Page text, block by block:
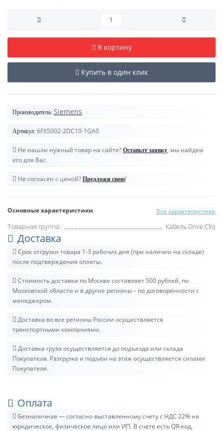
В корзину
Купить в один клик
Производитель: Siemens
Артикул: 6FX5002-2DC10-1GA0
Не нашли нужный товар на сайте? Оставьте заявку, мы найдем
его для Вас.
Не согласен с ценой? Предложи свою!
Основные характеристики Все характеристики
Товарная группа: Кабель Drive Cliq
Доставка
Срок отгрузки товара 1-3 рабочих дня (при наличии на складе)
после подтверждения оплаты.
Стоимость доставки по Москве составляет 500 рублей, по
Московской области и в другие регионы – по договоренности с
менеджером.
Доставка во все регионы России осуществляется
транспортными компаниями.
Доставка груза осуществляется до подъезда или склада
Покупателя. Разгрузка и подъём на этаж осуществляется силами
Покупателя.
Оплата
Безналичная — согласно выставленному счету c НДС 22% на
юридическое, физическое лицо или ИП. В счете есть QR-код,